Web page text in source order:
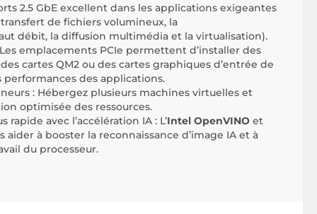
2.5 GbE excellent dans les applications exigeantes
de fichiers volumineux, la
débit, la diffusion multimédia et la virtualisation).
emplacements PCIe permettent d’installer des
cartes QM2 ou des cartes graphiques d’entrée de
des applications.
: Hébergez plusieurs machines virtuelles et
optimisée des ressources.
rapide avec l’accélération IA : L’Intel OpenVINO et
aider à booster la reconnaissance d’image IA et à
du processeur.